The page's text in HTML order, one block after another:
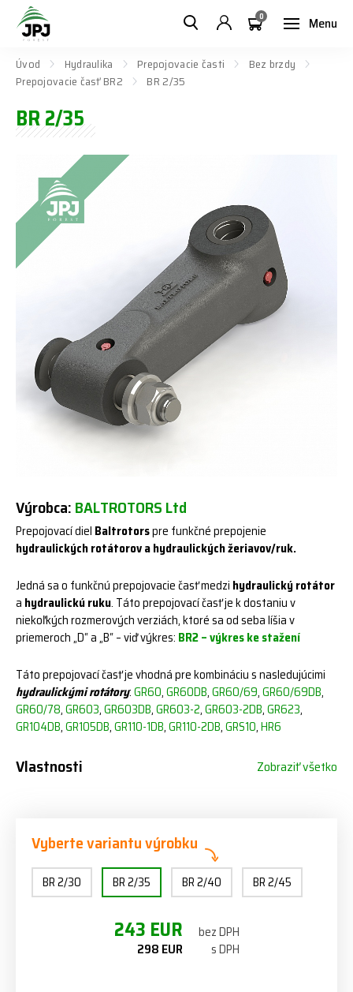
Menu
0
Úvod Hydraulika Prepojovacie časti
Bez brzdy
Prepojovacie časť BR2
BR 2/35
BR 2/35
Výrobca:BALTROTORS Ltd
Prepojovací diel Baltrotorspre funkčné prepojenie
hydraulických rotátorov a hydraulických žeriavov/ruk.
Jedná sa o funkčnú prepojovacie časť medzi hydraulický rotátor
a hydraulickú ruku. Táto prepojovací časť je k dostaniu v
niekoľkých rozmerových verziách, ktoré sa od seba líšia v
priemeroch „D“ a „B“ – viď výkres: BR2 – výkres ke stažení
Táto prepojovací časť je vhodná pre kombináciu s nasledujúcimi
hydraulickými rotátory:GR60,GR60DB,GR60/69,GR60/69DB,
GR60/78,GR603,GR603DB,GR603-2,GR603-2DB,GR623,
GR104DB,GR105DB,GR110-1DB,GR110-2DB,GRS10,HR6
Vlastnosti Zobraziť všetko
Vyberte variantu výrobku
BR 2/30 BR 2/35 BR 2/40 BR 2/45
243 EUR bez DPH
298 EUR s DPH